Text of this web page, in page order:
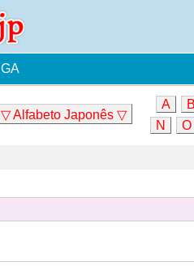
GA
▽ Alfabeto Japonês ▽
A
N
O